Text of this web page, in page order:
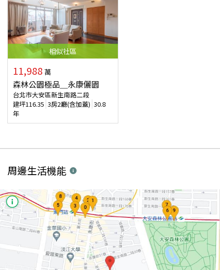
相似社區
11,988 萬
森林公園極品＿永康儷園
台北市大安區新生南路二段
建坪116.35 3房2廳(含加蓋) 30.8
年
周邊生活機能